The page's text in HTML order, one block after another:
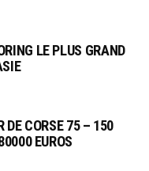
LE PLUS GRAND
DE CORSE 75 – 150
EUROS